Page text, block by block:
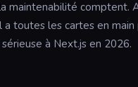
maintenabilité comptent.
toutes les cartes en main
à Next.js en 2026.